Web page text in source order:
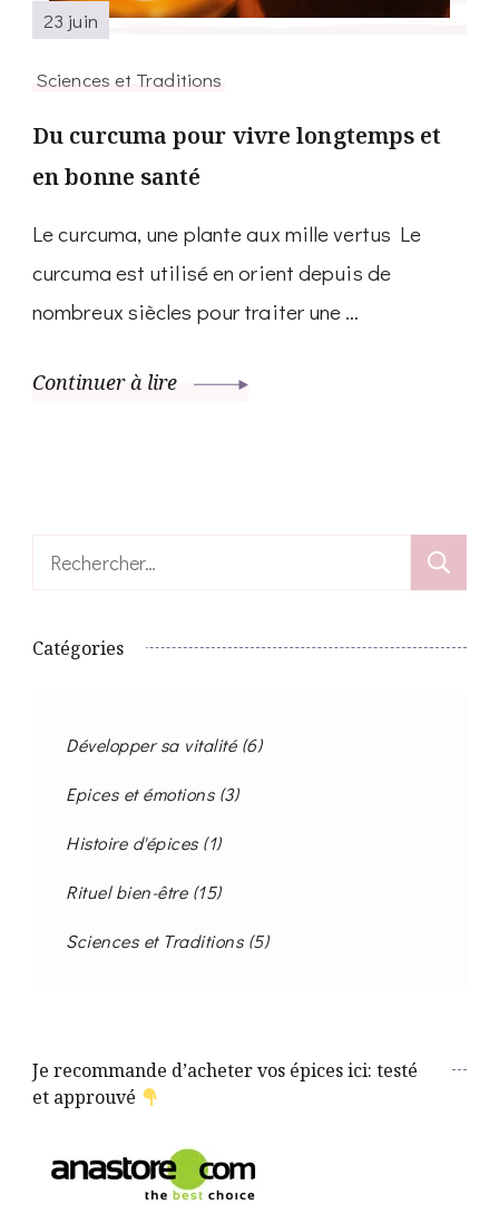
23 juin
Sciences et Traditions
Du curcuma pour vivre longtemps et
en bonne santé
Le curcuma, une plante aux mille vertus Le
curcuma est utilisé en orient depuis de
nombreux siècles pour traiter une …
Continuer à lire
Rechercher :
Catégories
Développer sa vitalité(6)
Epices et émotions(3)
Histoire d'épices(1)
Rituel bien-être(15)
Sciences et Traditions(5)
Je recommande d’acheter vos épices ici: testé
et approuvé